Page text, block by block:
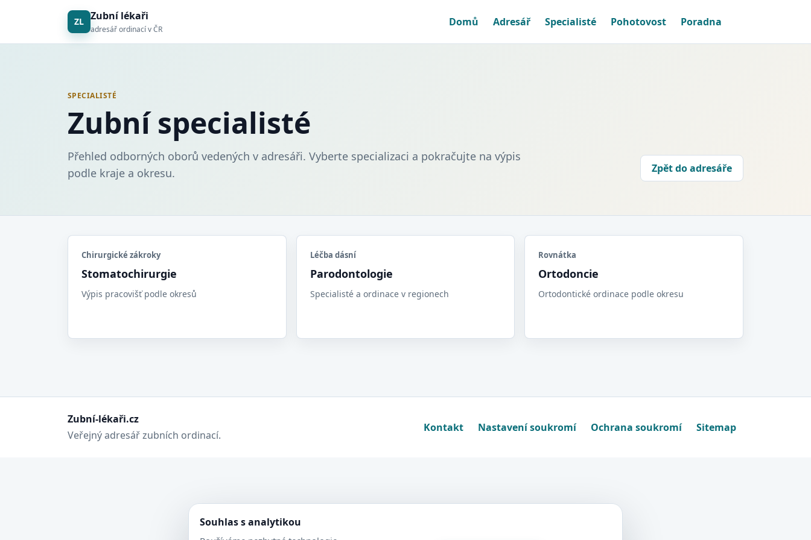
ZL Zubní lékaři
adresář ordinací v ČR
Domů Adresář Specialisté Pohotovost Poradna
SPECIALISTÉ
Zubní specialisté
Přehled odborných oborů vedených v adresáři. Vyberte specializaci a pokračujte na výpis
podle kraje a okresu.
Zpět do adresáře
Chirurgické zákroky
Stomatochirurgie
Výpis pracovišť podle okresů
Léčba dásní
Parodontologie
Specialisté a ordinace v regionech
Rovnátka
Ortodoncie
Ortodontické ordinace podle okresu
Zubní-lékaři.cz
Veřejný adresář zubních ordinací.
Kontakt Nastavení soukromí Ochrana soukromí Sitemap
Souhlas s analytikou